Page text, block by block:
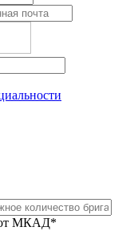
от МКАД*